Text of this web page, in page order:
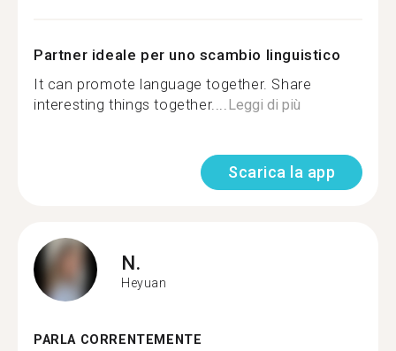
Partner ideale per uno scambio linguistico
It can promote language together. Share
interesting things together.... Leggi di più
Scarica la app
N.
Heyuan
PARLA CORRENTEMENTE